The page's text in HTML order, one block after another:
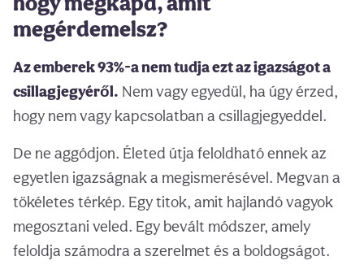
megérdemelsz?
Az emberek 93%-a nem tudja ezt az igazságot a
csillagjegyéről. Nem vagy egyedül, ha úgy érzed,
hogy nem vagy kapcsolatban a csillagjegyeddel.
De ne aggódjon. Életed útja feloldható ennek az
egyetlen igazságnak a megismerésével. Megvan a
tökéletes térkép. Egy titok, amit hajlandó vagyok
megosztani veled. Egy bevált módszer, amely
feloldja számodra a szerelmet és a boldogságot.